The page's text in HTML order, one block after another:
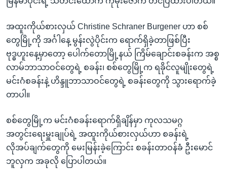
အထူးကိုယ်စားလှယ် Christine Schraner Burgener ဟာ စစ်
တွေမြို့ကို အင်္ဂါနေ့ မွန်းလွဲပိုင်းက ရောက်ရှိခဲ့တာဖြစ်ပြီး
ဗုဒ္ဓဟူးနေ့မှာတော့ ပေါက်တောမြို့နယ် ကြိမ်ချောင်းစခန်းက အစ္စ
လာမ်ဘာသာဝင်တွေရဲ့ စခန်း၊ စစ်တွေမြို့က ရခိုင်လူမျိုးတွေရဲ့
မင်းဂံစခန်းနဲ့ ဟိန္ဒူဘာသာဝင်တွေရဲ့ စခန်းတွေကို သွားရောက်ခဲ့
တာပါ။
စစ်တွေမြို့က မင်းဂံစခန်းရောက်ရှိချိန်မှာ ကုလသမဂ္ဂ
အတွင်းရေးမှူးချုပ်ရဲ့ အထူးကိုယ်စားလှယ်ဟာ စခန်းရဲ့
လိုအပ်ချက်တွေကို မေးမြန်းခဲ့ကြောင်း စခန်းတာဝန်ခံ ဦးမောင်
ဘူလှက အခုလို ပြောပါတယ်။